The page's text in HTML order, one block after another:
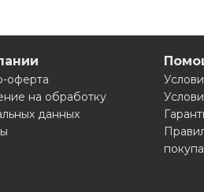
оферта
на обработку
данных